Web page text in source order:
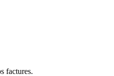
factures.